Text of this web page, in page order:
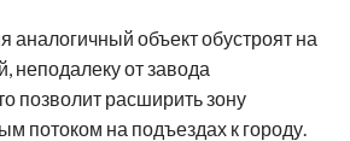
объект обустроят на
неподалеку от завода
позволит расширить зону
потоком на подъездах к городу.